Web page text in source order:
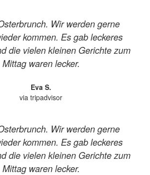
Wir werden gerne
kommen. Es gab leckeres
die vielen kleinen Gerichte zum
Mittag waren lecker.
Eva S.
via tripadvisor
Wir werden gerne
kommen. Es gab leckeres
die vielen kleinen Gerichte zum
Mittag waren lecker.